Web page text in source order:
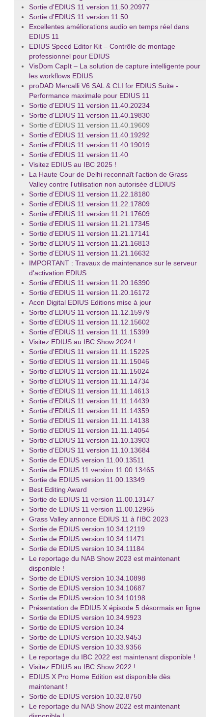
Sortie d'EDIUS 11 version 11.50.20977
Sortie d'EDIUS 11 version 11.50
Excellentes améliorations audio en temps réel dans
EDIUS 11
EDIUS Speed Editor Kit – Contrôle de montage
professionnel pour EDIUS
VisDom CapIt – La solution de capture intelligente pour
les workflows EDIUS
proDAD Mercalli V6 SAL & CLI for EDIUS Suite -
Performance maximale pour EDIUS 11
Sortie d'EDIUS 11 version 11.40.20234
Sortie d'EDIUS 11 version 11.40.19830
Sortie d'EDIUS 11 version 11.40.19609
Sortie d'EDIUS 11 version 11.40.19292
Sortie d'EDIUS 11 version 11.40.19019
Sortie d'EDIUS 11 version 11.40
Visitez EDIUS au IBC 2025 !
La Haute Cour de Delhi reconnaît l'action de Grass
Valley contre l'utilisation non autorisée d'EDIUS
Sortie d'EDIUS 11 version 11.22.18180
Sortie d'EDIUS 11 version 11.22.17809
Sortie d'EDIUS 11 version 11.21.17609
Sortie d'EDIUS 11 version 11.21.17345
Sortie d'EDIUS 11 version 11.21.17141
Sortie d'EDIUS 11 version 11.21.16813
Sortie d'EDIUS 11 version 11.21.16632
IMPORTANT : Travaux de maintenance sur le serveur
d'activation EDIUS
Sortie d'EDIUS 11 version 11.20.16390
Sortie d'EDIUS 11 version 11.20.16172
Acon Digital EDIUS Editions mise à jour
Sortie d'EDIUS 11 version 11.12.15979
Sortie d'EDIUS 11 version 11.12.15602
Sortie d'EDIUS 11 version 11.11.15399
Visitez EDIUS au IBC Show 2024 !
Sortie d'EDIUS 11 version 11.11.15225
Sortie d'EDIUS 11 version 11.11.15046
Sortie d'EDIUS 11 version 11.11.15024
Sortie d'EDIUS 11 version 11.11.14734
Sortie d'EDIUS 11 version 11.11.14613
Sortie d'EDIUS 11 version 11.11.14439
Sortie d'EDIUS 11 version 11.11.14359
Sortie d'EDIUS 11 version 11.11.14138
Sortie d'EDIUS 11 version 11.11.14054
Sortie d'EDIUS 11 version 11.10.13903
Sortie d'EDIUS 11 version 11.10.13684
Sortie de EDIUS version 11.00.13511
Sortie de EDIUS 11 version 11.00.13465
Sortie de EDIUS version 11.00.13349
Best Editing Award
Sortie de EDIUS 11 version 11.00.13147
Sortie de EDIUS 11 version 11.00.12965
Grass Valley annonce EDIUS 11 à l'IBC 2023
Sortie de EDIUS version 10.34.12119
Sortie de EDIUS version 10.34.11471
Sortie de EDIUS version 10.34.11184
Le reportage du NAB Show 2023 est maintenant
disponible !
Sortie de EDIUS version 10.34.10898
Sortie de EDIUS version 10.34.10687
Sortie de EDIUS version 10.34.10198
Présentation de EDIUS X épisode 5 désormais en ligne
Sortie de EDIUS version 10.34.9923
Sortie de EDIUS version 10.34
Sortie de EDIUS version 10.33.9453
Sortie de EDIUS version 10.33.9356
Le reportage du IBC 2022 est maintenant disponible !
Visitez EDIUS au IBC Show 2022 !
EDIUS X Pro Home Edition est disponible dès
maintenant !
Sortie de EDIUS version 10.32.8750
Le reportage du NAB Show 2022 est maintenant